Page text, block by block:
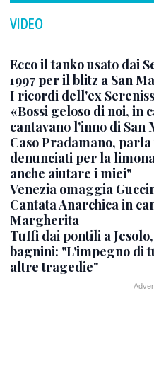
VIDEO
Ecco il tanko usato dai
1997 per il blitz a San
I ricordi dell'ex
«Bossi geloso di noi, in
cantavano l’inno di San
Caso Pradamano,
denunciati per la
anche aiutare i miei"
Venezia omaggia
Cantata Anarchica in
Margherita
Tuffi dai pontili a
bagnini: "L'impegno di
altre tragedie"